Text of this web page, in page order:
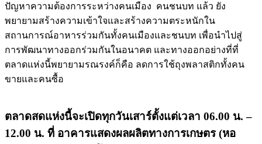
ปัญหาความต้องการระหว่างคนเมือง คนชนบท แล้ว ยัง
พยายามสร้างความเข้าใจและสร้างความตระหนักใน
สถานการณ์อาหารร่วมกันทั้งคนเมืองและชนบท เพื่อนำไปสู่
การพัฒนาทางออกร่วมกันในอนาคต และทางออกอย่างที่ที่
ตลาดแห่งนี้พยายามรณรงค์ก็คือ ลดการใช้ถุงพลาสติกทั้งคน
ขายและคนซื้อ
ตลาดสดแห่งนี้จะเปิดทุกวันเสาร์ตั้งแต่เวลา 06.00 น. –
12.00 น. ที่ อาคารแสดงผลผลิตทางการเกษตร (หอ